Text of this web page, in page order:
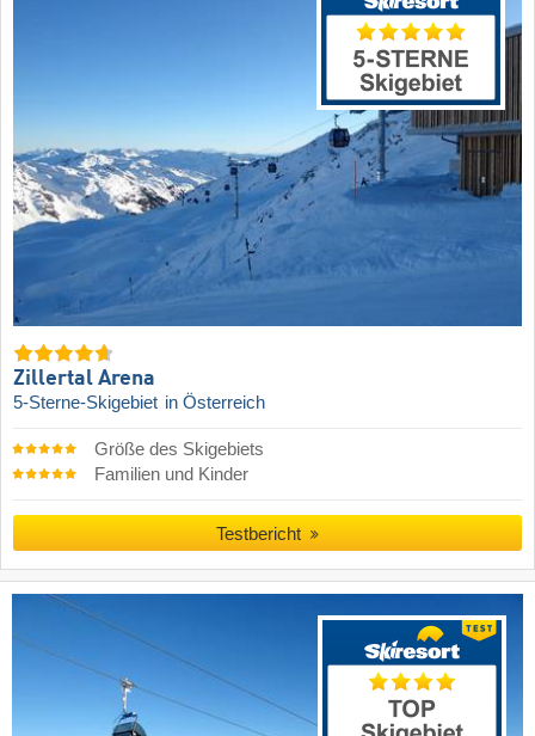
Zillertal Arena
5-Sterne-Skigebiet in Österreich
Größe des Skigebiets
Familien und Kinder
Testbericht